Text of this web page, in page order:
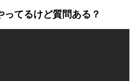
てるけど質問ある？